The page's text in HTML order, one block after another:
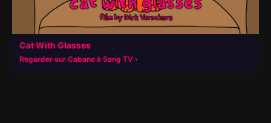
Cat With Glasses
Regarder sur Cabane à Sang TV